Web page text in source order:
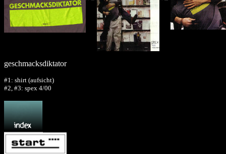
geschmacksdiktator
#1: shirt (aufsicht)
#2, #3: spex 4/00